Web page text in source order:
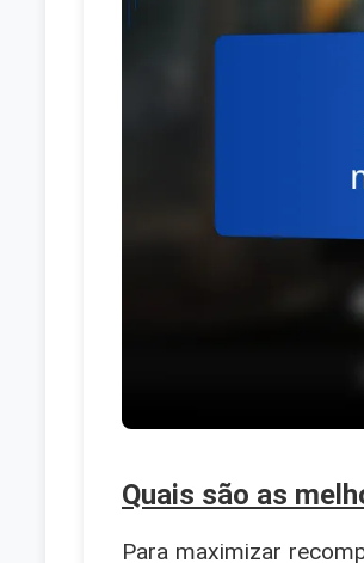
Quais são as
Para maximizar